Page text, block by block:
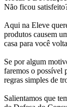
Não ficou
Aqui na Eleve
produtos causem
casa para você
Se por algum
faremos o possível
regras simples de
Salientamos que